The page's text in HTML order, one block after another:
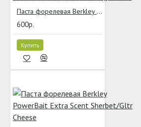
Паста форелевая Berkley PowerBait Natural Scent Apple Jack
600р.
Купить